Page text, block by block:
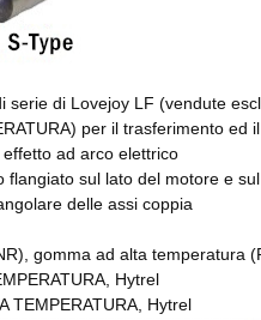
serie di Lovejoy LF (vendute
per il trasferimento ed
ad arco elettrico
sul lato del motore e
delle assi coppia
gomma ad alta temperatura
Hytrel
TEMPERATURA, Hytrel